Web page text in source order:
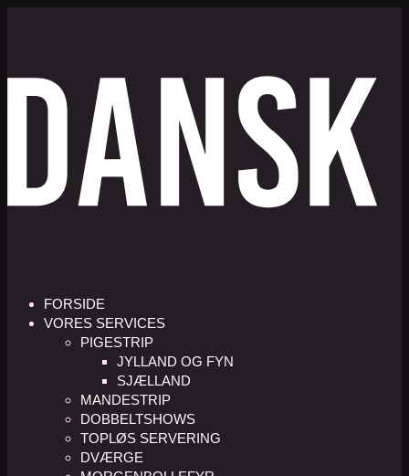
FORSIDE
VORES SERVICES
PIGESTRIP
JYLLAND OG FYN
SJÆLLAND
MANDESTRIP
DOBBELTSHOWS
TOPLØS SERVERING
DVÆRGE